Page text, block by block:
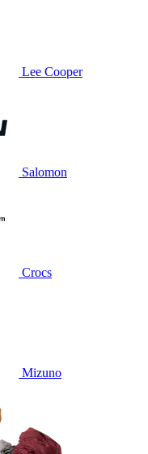
Lee Cooper
Salomon
Crocs
Mizuno